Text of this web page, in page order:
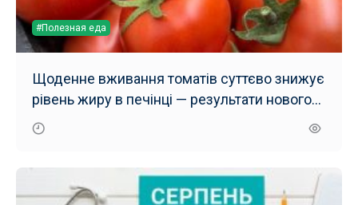
#Полезная еда
Щоденне вживання томатів суттєво знижує
рівень жиру в печінці — результати нового
дослідження